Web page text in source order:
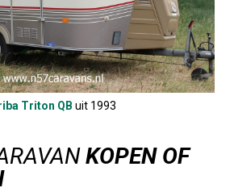
Triton QB uit 1993
KOPEN OF